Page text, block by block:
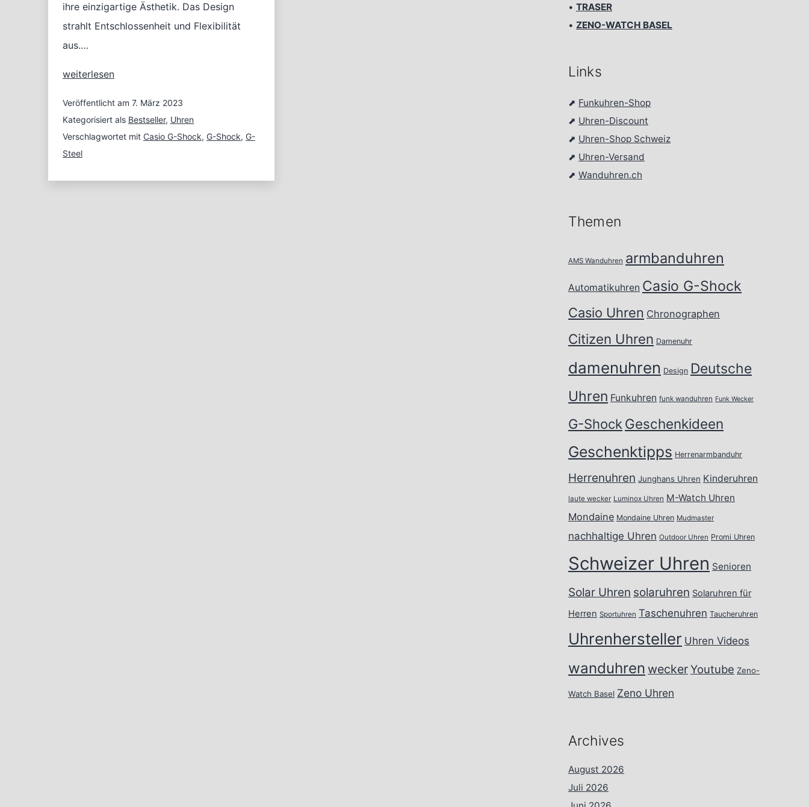
ihre einzigartige Ästhetik. Das Design
strahlt Entschlossenheit und Flexibilität
aus.…
G-
G-
Steel:
Uhren
mit
weiterlesen
Veröffentlicht am 7. März 2023
Kategorisiert als Bestseller, Uhren
Verschlagwortet mit Casio G-Shock, G-Shock, G-
Steel
• TRASER
• ZENO-WATCH BASEL
Links
⬈ Funkuhren-Shop
⬈ Uhren-Discount
⬈ Uhren-Shop Schweiz
⬈ Uhren-Versand
⬈ Wanduhren.ch
Themen
AMS Wanduhren armbanduhren
Automatikuhren Casio G-Shock
Casio Uhren Chronographen
Citizen Uhren Damenuhr
damenuhren Design Deutsche
Uhren Funkuhren funk wanduhren Funk Wecker
G-Shock Geschenkideen
Geschenktipps Herrenarmbanduhr
Herrenuhren Junghans Uhren Kinderuhren
laute wecker Luminox Uhren M-Watch Uhren
Mondaine Mondaine Uhren Mudmaster
nachhaltige Uhren Outdoor Uhren Promi Uhren
Schweizer Uhren Senioren
Solar Uhren solaruhren Solaruhren für
Herren Sportuhren Taschenuhren Taucheruhren
Uhrenhersteller Uhren Videos
wanduhren weckerYoutube Zeno-
Watch Basel Zeno Uhren
Archives
August 2026
Juli 2026